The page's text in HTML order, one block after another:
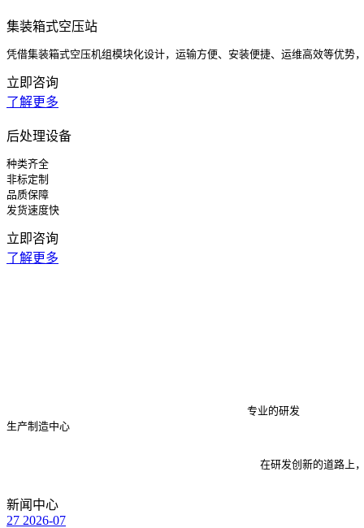
集装箱式空压站
凭借集装箱式空压机组模块化设计，运输方便、安装便捷、运维高效等优势
立即咨询
了解更多
后处理设备
种类齐全
非标定制
品质保障
发货速度快
立即咨询
了解更多
                                     专业的研发
生产制造中心
在研发创新的道路上，德耐
新闻中心
27 2026-07